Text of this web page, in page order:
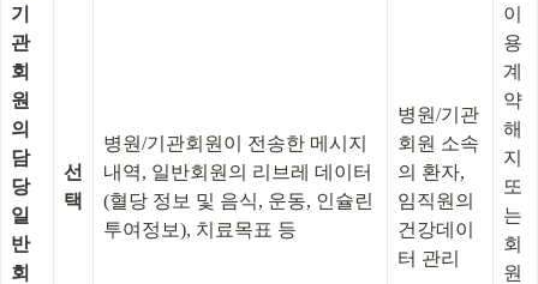
기
관
회
원
의
담
당
일
반
회
선
택
병원/기관회원이 전송한 메시지
내역, 일반회원의 리브레 데이터
(혈당 정보 및 음식, 운동, 인슐린
투여정보), 치료목표 등
병원/기관
회원 소속
의 환자,
임직원의
건강데이
터 관리
이
용
계
약
해
지
또
는
회
원